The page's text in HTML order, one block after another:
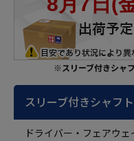
※スリーブ付きシャ
スリーブ付きシャフ
ドライバー・フェアウェ